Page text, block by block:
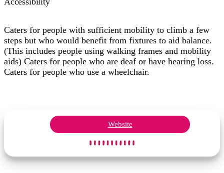
Caters for people with sufficient mobility to climb a few
steps but who would benefit from fixtures to aid balance.
(This includes people using walking frames and mobility
aids) Caters for people who are deaf or have hearing loss.
Caters for people who use a wheelchair.
Website